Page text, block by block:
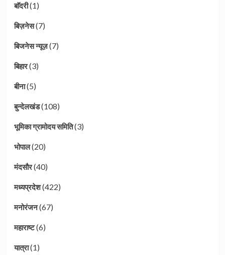
बाॅदरी(1)
बिज़नेस(7)
बिजनेस न्यूज़(7)
बिहार(3)
बीना(5)
बुन्देलखंड(108)
भूमिका ग्रामोदय समिति(3)
भोपाल(20)
मंदसौर(40)
मध्यप्रदेश(422)
मनोरंजन(67)
महाराष्ट(6)
यात्रा(1)